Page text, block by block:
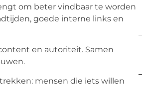
om beter vindbaar te worden
goede interne links en
en autoriteit. Samen
mensen die iets willen